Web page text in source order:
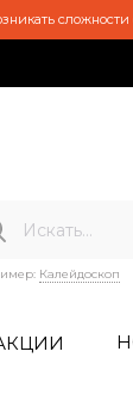
Калейдоскоп